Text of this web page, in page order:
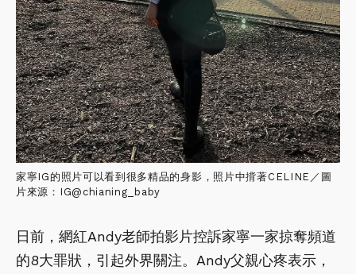
家寧IG的照片可以看到很多精品的身影，照片中揹著CELINE／圖
片來源：IG@chianing_baby
日前，網紅Andy老師拍影片控訴家寧一家掠奪頻道
的8大罪狀，引起外界關注。Andy父親心疼表示，